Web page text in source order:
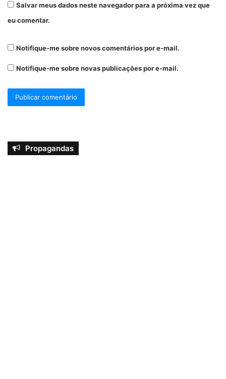
Salvar meus dados neste navegador para a próxima vez que
eu comentar.
Notifique-me sobre novos comentários por e-mail.
Notifique-me sobre novas publicações por e-mail.
Propagandas